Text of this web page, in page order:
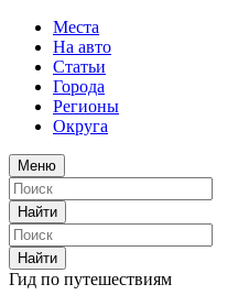
Места
На авто
Статьи
Города
Регионы
Округа
Меню
Найти
Найти
Гид по путешествиям